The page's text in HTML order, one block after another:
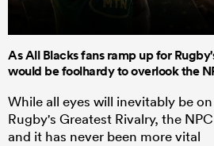
As All Blacks fans ramp up for
would be foolhardy to overlook the
While all eyes will inevitably be
Rugby's Greatest Rivalry, the
and it has never been more vital